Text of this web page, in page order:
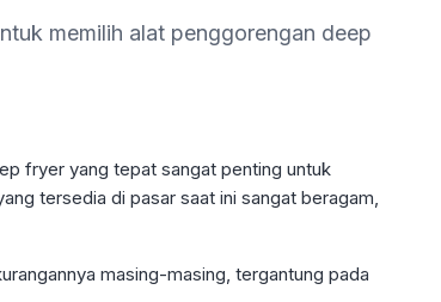
memilih alat penggorengan deep
fryer yang tepat sangat penting untuk
tersedia di pasar saat ini sangat beragam,
masing-masing, tergantung pada